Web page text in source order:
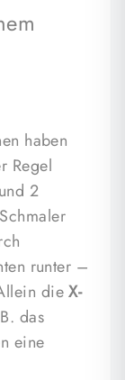
haben
Regel
2
runter –
dieX-
das
eine